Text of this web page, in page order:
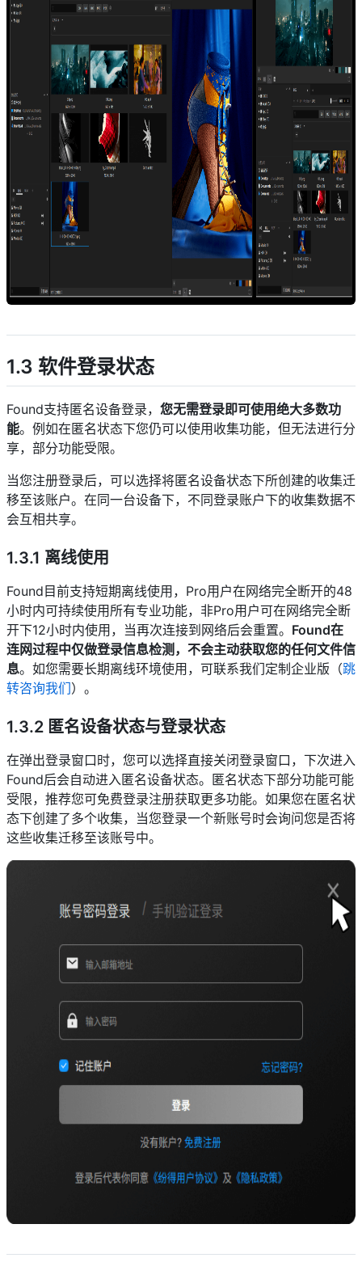
descript
1.3 软件登录状态
Found支持匿名设备登录， 您无需登录即可使用绝大多数功
能。例如在匿名状态下您仍可以使用收集功能，但无法进行分
享，部分功能受限。
当您注册登录后，可以选择将匿名设备状态下所创建的收集迁
移至该账户。在同一台设备下，不同登录账户下的收集数据不
会互相共享。
1.3.1 离线使用
Found目前支持短期离线使用，Pro用户在网络完全断开的48
小时内可持续使用所有专业功能，非Pro用户可在网络完全断
开下12小时内使用，当再次连接到网络后会重置。 Found在
连网过程中仅做登录信息检测，不会主动获取您的任何文件信
息。如您需要长期离线环境使用，可联系我们定制企业版（跳
转咨询我们）。
1.3.2 匿名设备状态与登录状态
在弹出登录窗口时，您可以选择直接关闭登录窗口，下次进入
Found后会自动进入匿名设备状态。匿名状态下部分功能可能
受限，推荐您可免费登录注册获取更多功能。如果您在匿名状
态下创建了多个收集，当您登录一个新账号时会询问您是否将
这些收集迁移至该账号中。
descript